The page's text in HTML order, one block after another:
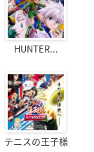
HUNTER...
テニスの王子様